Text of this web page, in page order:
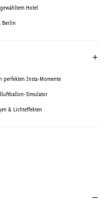
Hotel
Berlin
perfekten Insta-Momente
Simulator
& Lichteffekten